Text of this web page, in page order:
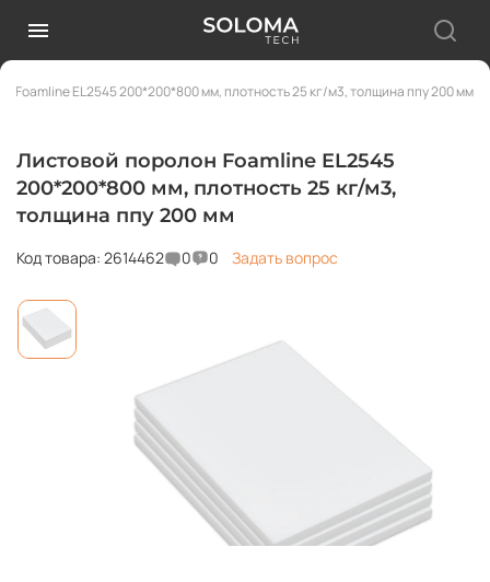
Foamline EL2545 200*200*800 мм, плотность 25 кг/м3, толщина ппу 200 мм
Листовой поролон Foamline EL2545
200*200*800 мм, плотность 25 кг/м3,
толщина ппу 200 мм
Код товара: 2614462 0 0 Задать вопрос